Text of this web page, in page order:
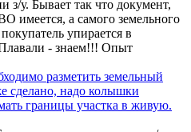
з/у. Бывает так что документ,
имеется, а самого земельного
упирается в
- знаем!!! Опыт
разметить земельный
сделано, надо колышки
границы участка в живую.